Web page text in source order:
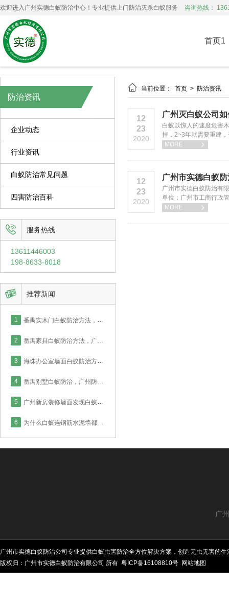
欢迎进入广州实德白蚁防治中心！专业提供上门防治灭杀白蚁服务 咨询热线：
首页1
防治资讯
企业动态
行业资讯
白蚁防治常见问题
四害防治百科
 服务热线
13611446003
198-8633-8018
 推荐新闻
1 番禺实木门白蚁防治方法，广州防治中心2小时完成商品房施工！
2 番禺家具白蚁防治方法，广州防治中心2小时完成房屋施工！
3 海珠办公室墙面白蚁防治方案，广州防治中心药水灭治工程！
4 番禺别墅白蚁防治，广州防治中心举例说明实木门框灭治方法！
5 广州新房装修墙面发现白蚁如何防治？看实德防治中心怎么处理！
6 为什么白蚁连钢筋水泥墙都能钻？
 当前位置： 首页 > 防治资讯
12
23
2020
广州灭白蚁公司
白蚁以惊人的速度危害
掉，2~3年就需要重建
MORE

12
23
2020
广州市实德白蚁
广州市实德白蚁防治有
单位；广州市工商行政
MORE

广
广州市实德白蚁防治公司专业提供白蚁虫害防治全方位解决方案，创造无虫无害的生
版权归：广州市实德白蚁防治有限公司 所有 粤ICP备16108810号 网站地图